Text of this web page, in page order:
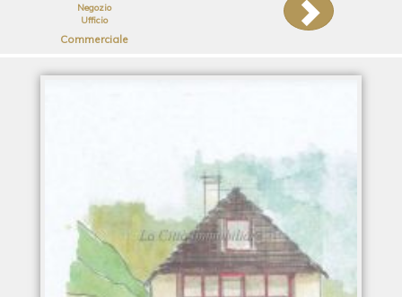
Negozio
Ufficio
Commerciale